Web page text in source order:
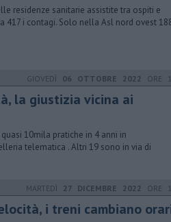
residenze sanitarie assistite tra ospiti e
417 i contagi. Solo nella Asl nord ovest
GIOVEDÌ 06 OTTOBRE 2022 ORE
la giustizia vicina ai
10mila pratiche in 4 anni in
telematica . Altri 19 sono in via di
MARTEDÌ 27 DICEMBRE 2022 ORE
i treni cambiano